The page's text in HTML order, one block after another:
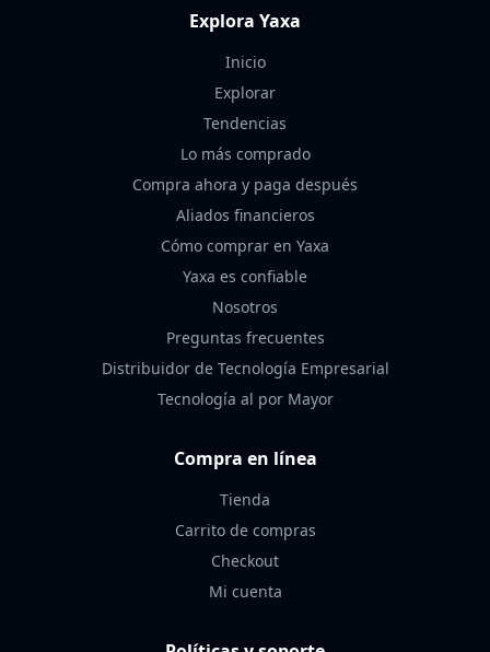
Explora Yaxa
Inicio
Explorar
Tendencias
Lo más comprado
Compra ahora y paga después
Aliados financieros
Cómo comprar en Yaxa
Yaxa es confiable
Nosotros
Preguntas frecuentes
Distribuidor de Tecnología Empresarial
Tecnología al por Mayor
Compra en línea
Tienda
Carrito de compras
Checkout
Mi cuenta